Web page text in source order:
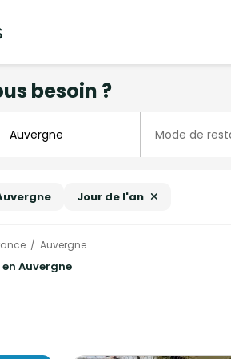
besoin ?
Jour de l'an
Auvergne
Auvergne